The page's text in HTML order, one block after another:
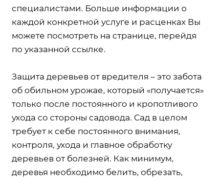
специалистами. Больше информации о
каждой конкретной услуге и расценках Вы
можете посмотреть на странице, перейдя
по указанной ссылке.
Защита деревьев от вредителя – это забота
об обильном урожае, который «получается»
только после постоянного и кропотливого
ухода со стороны садовода. Сад в целом
требует к себе постоянного внимания,
контроля, ухода и главное обработку
деревьев от болезней. Как минимум,
деревья необходимо белить, обрезать,